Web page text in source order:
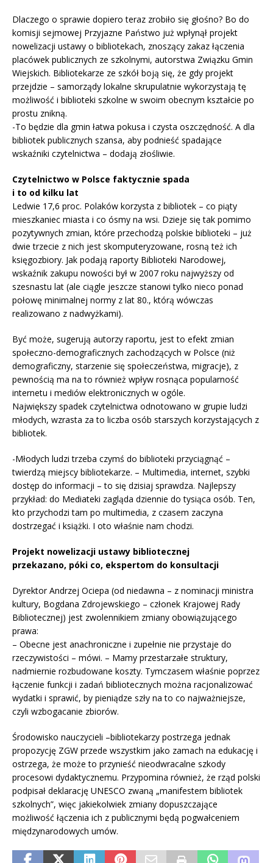
Dlaczego o sprawie dopiero teraz zrobiło się głośno? Bo do
komisji sejmowej Przyjazne Państwo już wpłynął projekt
nowelizacji ustawy o bibliotekach, znoszący zakaz łączenia
placówek publicznych ze szkolnymi, autorstwa Związku Gmin
Wiejskich. Bibliotekarze ze szkół boją się, że gdy projekt
przejdzie – samorządy lokalne skrupulatnie wykorzystają tę
możliwość i biblioteki szkolne w swoim obecnym kształcie po
prostu znikną.
-To będzie dla gmin łatwa pokusa i czysta oszczędność. A dla
bibliotek publicznych szansa, aby podnieść spadające
wskaźniki czytelnictwa – dodają złośliwie.
Czytelnictwo w Polsce faktycznie spada
i to od kilku lat
Ledwie 17,6 proc. Polaków korzysta z bibliotek – co piąty
mieszkaniec miasta i co ósmy na wsi. Dzieje się tak pomimo
pozytywnych zmian, które przechodzą polskie biblioteki – już
dwie trzecie z nich jest skomputeryzowane, rosną też ich
księgozbiory. Jak podają raporty Biblioteki Narodowej,
wskaźnik zakupu nowości był w 2007 roku najwyższy od
szesnastu lat (ale ciągle jeszcze stanowi tylko nieco ponad
połowę minimalnej normy z lat 80., którą wówczas
realizowano z nadwyżkami).
Być może, sugerują autorzy raportu, jest to efekt zmian
społeczno-demograficznych zachodzących w Polsce (niż
demograficzny, starzenie się społeczeństwa, migracje), z
pewnością ma na to również wpływ rosnąca popularność
internetu i mediów elektronicznych w ogóle.
Największy spadek czytelnictwa odnotowano w grupie ludzi
młodych, wzrasta za to liczba osób starszych korzystających z
bibliotek.
-Młodych ludzi trzeba czymś do biblioteki przyciągnąć –
twierdzą miejscy bibliotekarze. – Multimedia, internet, szybki
dostęp do informacji – to się dzisiaj sprawdza. Najlepszy
przykład: do Mediateki zagląda dziennie do tysiąca osób. Ten,
kto przychodzi tam po multimedia, z czasem zaczyna
dostrzegać i książki. I oto właśnie nam chodzi.
Projekt nowelizacji ustawy bibliotecznej
przekazano, póki co, ekspertom do konsultacji
Dyrektor Andrzej Ociepa (od niedawna – z nominacji ministra
kultury, Bogdana Zdrojewskiego – członek Krajowej Rady
Bibliotecznej) jest zwolennikiem zmiany obowiązującego
prawa:
– Obecne jest anachroniczne i zupełnie nie przystaje do
rzeczywistości – mówi. – Mamy przestarzałe struktury,
nadmiernie rozbudowane koszty. Tymczasem właśnie poprzez
łączenie funkcji i zadań bibliotecznych można racjonalizować
wydatki i sprawić, by pieniądze szły na to co najważniejsze,
czyli wzbogacanie zbiorów.
Środowisko nauczycieli –bibliotekarzy postrzega jednak
propozycję ZGW przede wszystkim jako zamach na edukację i
ostrzega, że może to przynieść nieodwracalne szkody
procesowi dydaktycznemu. Przypomina również, że rząd polski
podpisał deklarację UNESCO zwaną „manifestem bibliotek
szkolnych”, więc jakiekolwiek zmiany dopuszczające
możliwość łączenia ich z publicznymi będą pogwałceniem
międzynarodowych umów.